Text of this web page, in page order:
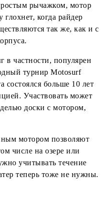
рычажком, мотор
глохнет, когда райдер
так же, как и с
в частности, популярен
турнир Motosurf
состоялся больше 10 лет
Участвовать может
доски с мотором,
мотором позволяют
числе на озере или
учитывать течение
теперь тоже не нужны.